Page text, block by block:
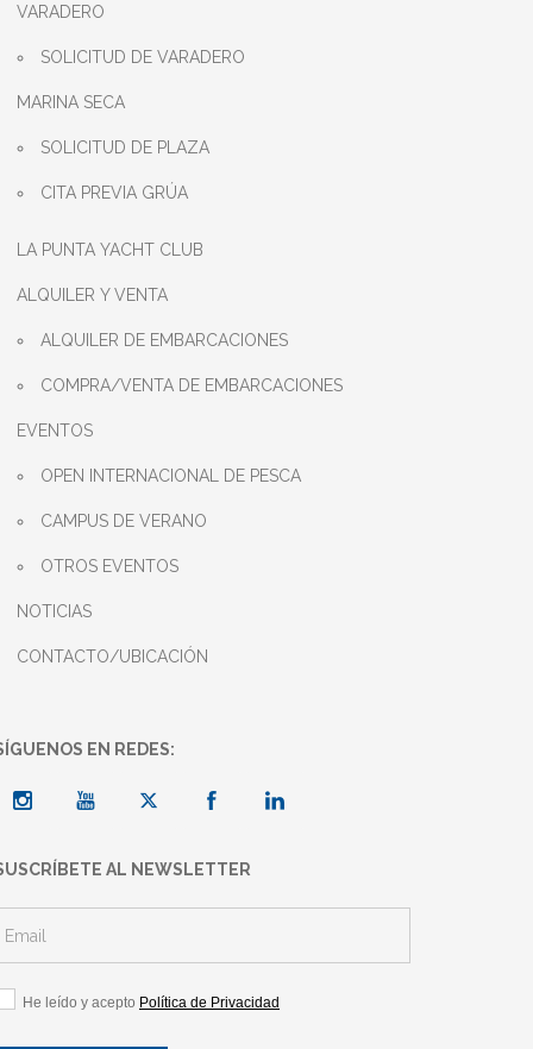
VARADERO
SOLICITUD DE VARADERO
MARINA SECA
SOLICITUD DE PLAZA
CITA PREVIA GRÚA
LA PUNTA YACHT CLUB
ALQUILER Y VENTA
ALQUILER DE EMBARCACIONES
COMPRA/VENTA DE EMBARCACIONES
EVENTOS
OPEN INTERNACIONAL DE PESCA
CAMPUS DE VERANO
OTROS EVENTOS
NOTICIAS
CONTACTO/UBICACIÓN
EN REDES:
AL NEWSLETTER
He leído y acepto Política de Privacidad